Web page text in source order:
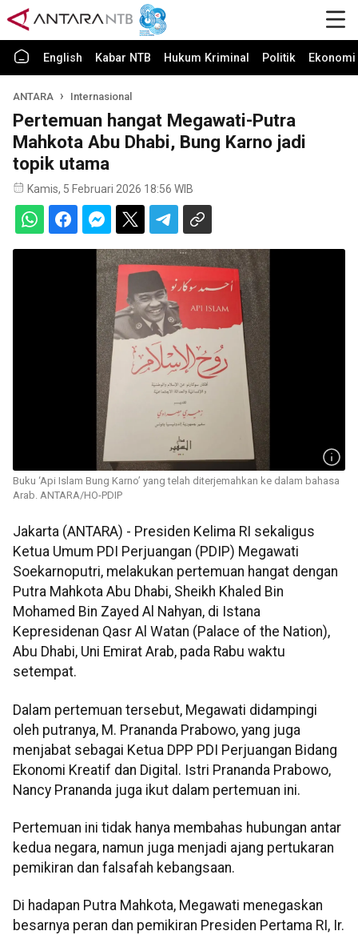
English Kabar NTB Hukum Kriminal Politik
ANTARA Internasional
Pertemuan hangat Megawati-Putra
Mahkota Abu Dhabi, Bung Karno jadi
topik utama
Kamis, 5 Februari 2026 18:56 WIB
Buku ‘Api Islam Bung Karno’ yang telah diterjemahkan ke dalam bahasa
Arab. ANTARA/HO-PDIP
Jakarta (ANTARA) - Presiden Kelima RI sekaligus
Ketua Umum PDI Perjuangan (PDIP) Megawati
Soekarnoputri, melakukan pertemuan hangat dengan
Putra Mahkota Abu Dhabi, Sheikh Khaled Bin
Mohamed Bin Zayed Al Nahyan, di Istana
Kepresidenan Qasr Al Watan (Palace of the Nation),
Abu Dhabi, Uni Emirat Arab, pada Rabu waktu
setempat.
Dalam pertemuan tersebut, Megawati didampingi
oleh putranya, M. Prananda Prabowo, yang juga
menjabat sebagai Ketua DPP PDI Perjuangan Bidang
Ekonomi Kreatif dan Digital. Istri Prananda Prabowo,
Nancy Prananda juga ikut dalam pertemuan ini.
Pertemuan ini tidak hanya membahas hubungan antar
kedua negara, namun juga menjadi ajang pertukaran
pemikiran dan falsafah kebangsaan.
Di hadapan Putra Mahkota, Megawati menegaskan
besarnya peran dan pemikiran Presiden Pertama RI, Ir.